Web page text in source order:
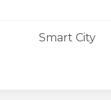
Smart City